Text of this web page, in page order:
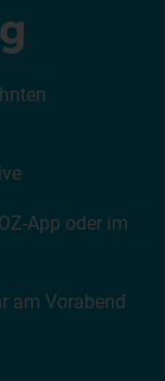
App oder im
am Vorabend